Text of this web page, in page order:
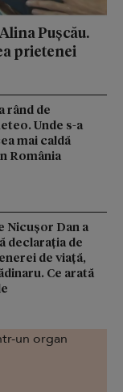
Pușcău.
prietenei
rând de
Unde s-a
mai caldă
România
Nicușor Dan a
declarația de
de viață,
Ce arată